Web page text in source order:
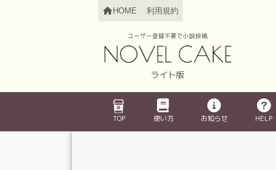
HOME 利用規約
ユーザー登録不要で小説投稿
ライト版
TOP 使い方 お知らせ HELP